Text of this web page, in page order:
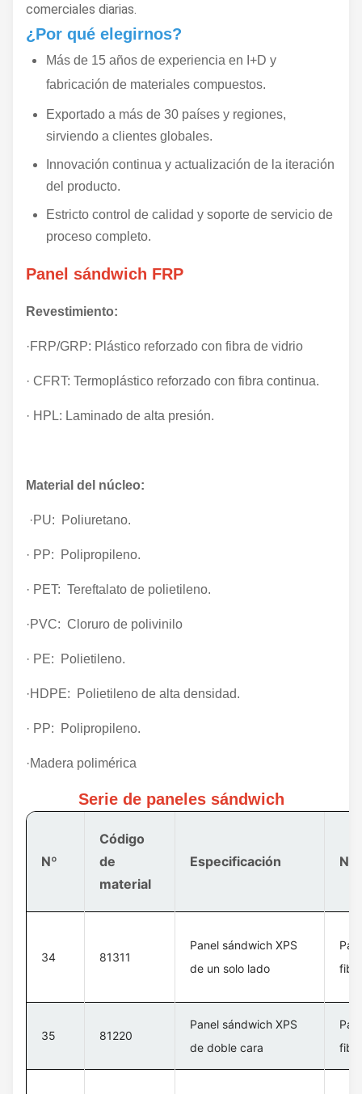
comerciales diarias.
¿Por qué elegirnos?
Más de 15 años de experiencia en I+D y
fabricación de materiales compuestos.
Exportado a más de 30 países y regiones,
sirviendo a clientes globales.
Innovación continua y actualización de la iteración
del producto.
Estricto control de calidad y soporte de servicio de
proceso completo.
Panel sándwich FRP
Revestimiento:
·FRP/GRP: Plástico reforzado con fibra de vidrio
· CFRT: Termoplástico reforzado con fibra continua.
· HPL: Laminado de alta presión.
Material del núcleo:
·PU: Poliuretano.
· PP: Polipropileno.
· PET: Tereftalato de polietileno.
·PVC: Cloruro de polivinilo
· PE: Polietileno.
·HDPE: Polietileno de alta densidad.
· PP: Polipropileno.
·Madera polimérica
Serie de paneles sándwich
Nº
Código
de
material
Especificación
34 81311
Panel sándwich XPS
de un solo lado
35 81220
Panel sándwich XPS
de doble cara